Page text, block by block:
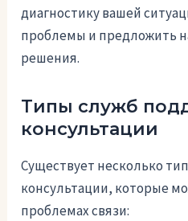
диагностику вашей
проблемы и предложить
решения.
Типы служб
консультации
Существует несколько
консультации, которые
проблемах связи: